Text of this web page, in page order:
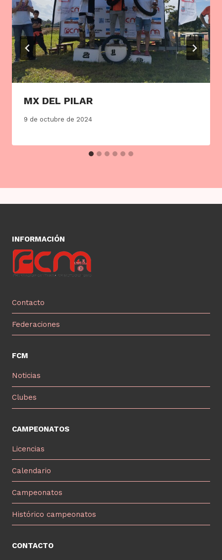
MX DEL PILAR
9 de octubre de 2024
INFORMACIÓN
Contacto
Federaciones
FCM
Noticias
Clubes
CAMPEONATOS
Licencias
Calendario
Campeonatos
Histórico campeonatos
CONTACTO